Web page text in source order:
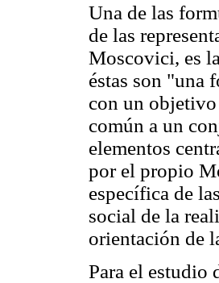
Una de las
de las
Moscovici, es
éstas son "una
con un
común a un
elementos
por el propio
específica de
social de la
orientación de
Para el estudio